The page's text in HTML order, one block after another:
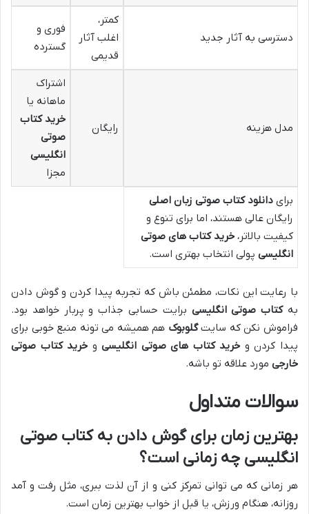
دسترسی به آثار جدید
کمتر،
اغلب آثار
قدیمی
فوری و
گسترده
مدل هزینه رایگان
اشتراک
ماهانه یا
خرید کتاب
صوتی
انگلیسی
مجزا
برای دانلود کتاب صوتی زبان اصلی
رایگان عالی هستند، اما برای تنوع و
کیفیت بالاتر، خرید کتاب های صوتی
انگلیسی پولی انتخاب بهتری است.
با رعایت این نکات، مطمئن باش که تجربه پیدا کردن و گوش دادن
بهکتاب صوتی انگلیسی برایت حسابی جذاب و پربار خواهد بود.
فراموش نکن که سایتگلوبوک هم همیشه می تونه منبع خوبی برای
پیدا کردن و خرید کتاب های صوتی انگلیسیو خرید کتاب صوتی
خارجی مورد علاقه تو باشه.
سوالات متداول
بهترین زمان برای گوش دادن به کتاب صوتی
انگلیسی چه زمانی است؟
هر زمانی که می توانی تمرکز کنی و از آن لذت ببری، مثل رفت و آمد
روزانه، هنگام ورزش، یا قبل از خواب بهترین زمان است.